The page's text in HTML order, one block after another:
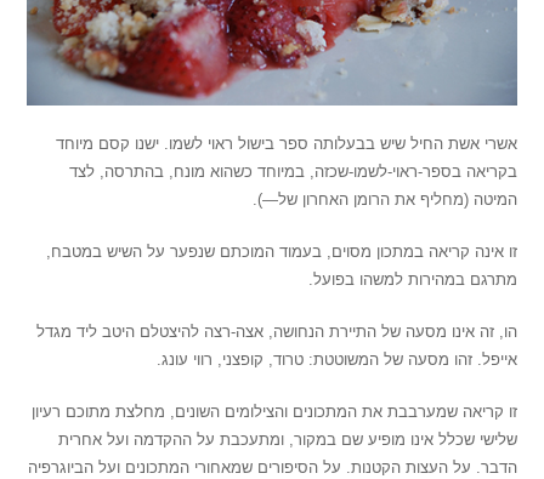
אשרי אשת החיל שיש בבעלותה ספר בישול ראוי לשמו. ישנו קסם מיוחד
בקריאה בספר-ראוי-לשמו-שכזה, במיוחד כשהוא מונח, בהתרסה, לצד
המיטה (מחליף את הרומן האחרון של—).
זו אינה קריאה במתכון מסוים, בעמוד המוכתם שנפער על השיש במטבח,
מתרגם במהירות למשהו בפועל.
הו, זה אינו מסעה של התיירת הנחושה, אצה-רצה להיצטלם היטב ליד מגדל
אייפל. זהו מסעה של המשוטטת: טרוד, קופצני, רווי עונג.
זו קריאה שמערבבת את המתכונים והצילומים השונים, מחלצת מתוכם רעיון
שלישי שכלל אינו מופיע שם במקור, ומתעכבת על ההקדמה ועל אחרית
הדבר. על העצות הקטנות. על הסיפורים שמאחורי המתכונים ועל הביוגרפיה